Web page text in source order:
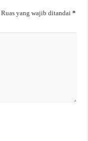
Ruas yang wajib ditandai*